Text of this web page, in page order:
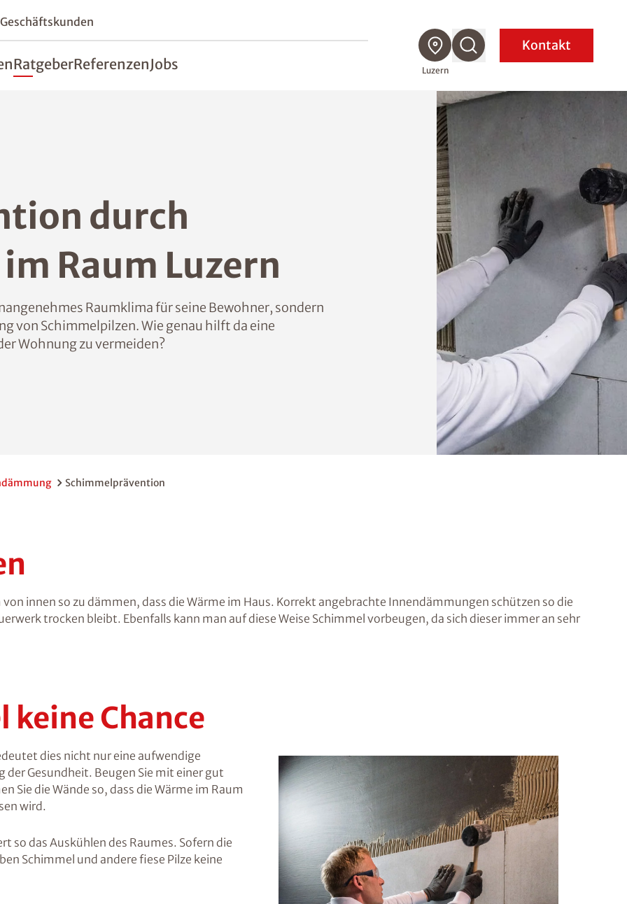
Geschäftskunden
RatgeberReferenzenJobs Luzern
Kontakt
durch
Raum Luzern
Raumklima für seine Bewohner, sondern
von Schimmelpilzen. Wie genau hilft da eine
Wohnung zu vermeiden?
Schimmelprävention
innen so zu dämmen, dass die Wärme im Haus. Korrekt angebrachte Innendämmungen schützen so die
trocken bleibt. Ebenfalls kann man auf diese Weise Schimmel vorbeugen, da sich dieser immer an sehr
keine Chance
dies nicht nur eine aufwendige
der Gesundheit. Beugen Sie mit einer gut
Sie die Wände so, dass die Wärme im Raum
wird.
so das Auskühlen des Raumes. Sofern die
Schimmel und andere fiese Pilze keine